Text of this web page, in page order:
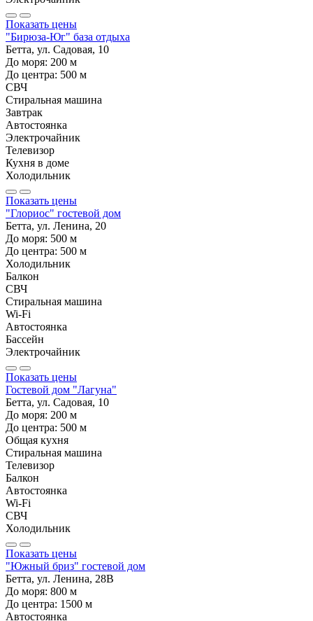
Показать цены
"Бирюза-Юг" база отдыха
Бетта, ул. Садовая, 10
До моря: 200 м
До центра: 500 м
СВЧ
Стиральная машина
Завтрак
Автостоянка
Электрочайник
Телевизор
Кухня в доме
Холодильник
Показать цены
"Глориос" гостевой дом
Бетта, ул. Ленина, 20
До моря: 500 м
До центра: 500 м
Холодильник
Балкон
СВЧ
Стиральная машина
Wi-Fi
Автостоянка
Бассейн
Электрочайник
Показать цены
Гостевой дом "Лагуна"
Бетта, ул. Садовая, 10
До моря: 200 м
До центра: 500 м
Общая кухня
Стиральная машина
Телевизор
Балкон
Автостоянка
Wi-Fi
СВЧ
Холодильник
Показать цены
"Южный бриз" гостевой дом
Бетта, ул. Ленина, 28В
До моря: 800 м
До центра: 1500 м
Автостоянка